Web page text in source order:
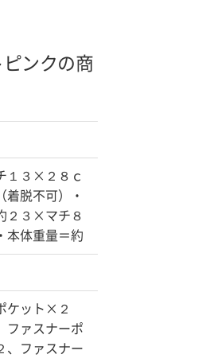
ピンクの商
１３×２８ｃ
着脱不可）・
２３×マチ８
本体重量＝約
ケット×２
ファスナーポ
、ファスナー